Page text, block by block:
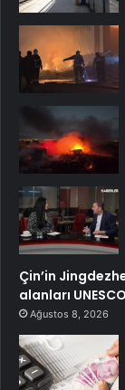
Çin’in
alanları
Ağustos 8, 2026